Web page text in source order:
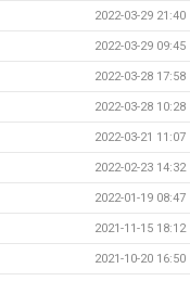
2022-03-29 21:40
2022-03-29 09:45
2022-03-28 17:58
2022-03-28 10:28
2022-03-21 11:07
2022-02-23 14:32
2022-01-19 08:47
2021-11-15 18:12
2021-10-20 16:50